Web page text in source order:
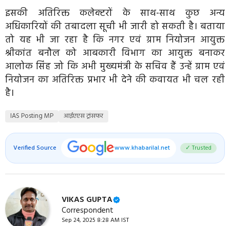
इसकी अतिरिक्त कलेक्टरों के साथ-साथ कुछ अन्य
अधिकारियों की तबादला सूची भी जारी हो सकती है। बताया
तो यह भी जा रहा है कि नगर एवं ग्राम नियोजन आयुक्त
श्रीकांत बनौल को आबकारी विभाग का आयुक्त बनाकर
आलोक सिंह जो कि अभी मुख्यमंत्री के सचिव हैं उन्हें ग्राम एवं
नियोजन का अतिरिक्त प्रभार भी देने की कवायत भी चल रही
है।
IAS Posting MP आईएएस ट्रांसफर
Verified Source www.khabarilal.net ✓ Trusted
VIKAS GUPTA
Correspondent
Sep 24, 2025 8:28 AM IST